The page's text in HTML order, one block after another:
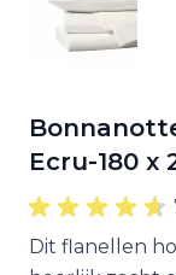
Ecru-180 x
Dit flanellen